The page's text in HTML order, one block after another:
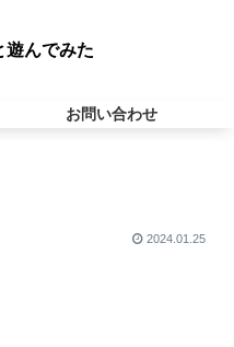
遊んでみた
お問い合わせ
2024.01.25